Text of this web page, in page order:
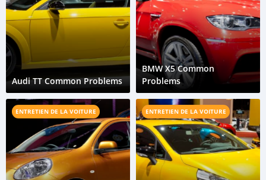
Audi TT Common Problems
BMW X5 Common
Problems
ENTRETIEN DE LA VOITURE ENTRETIEN DE LA VOITURE